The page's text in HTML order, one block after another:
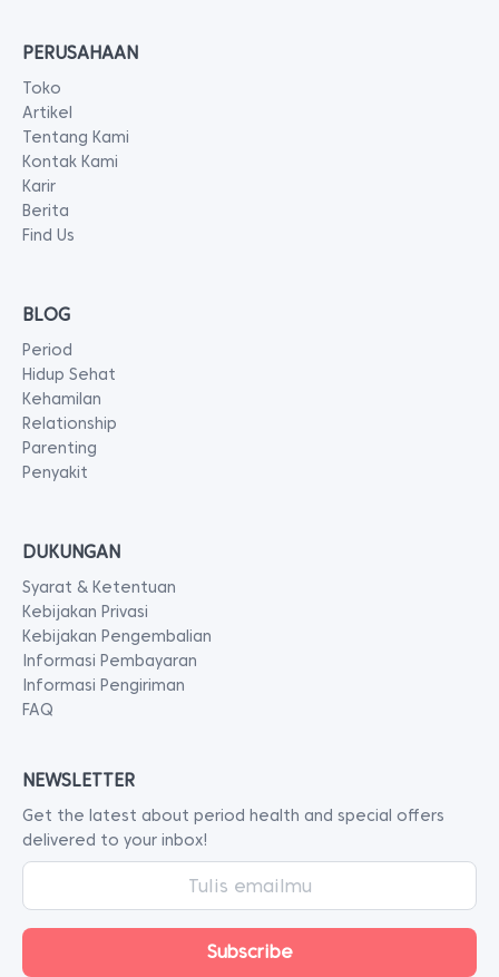
PERUSAHAAN
Toko
Artikel
Tentang Kami
Kontak Kami
Karir
Berita
Find Us
BLOG
Period
Hidup Sehat
Kehamilan
Relationship
Parenting
Penyakit
DUKUNGAN
Syarat & Ketentuan
Kebijakan Privasi
Kebijakan Pengembalian
Informasi Pembayaran
Informasi Pengiriman
FAQ
NEWSLETTER
Get the latest about period health and special offers
delivered to your inbox!